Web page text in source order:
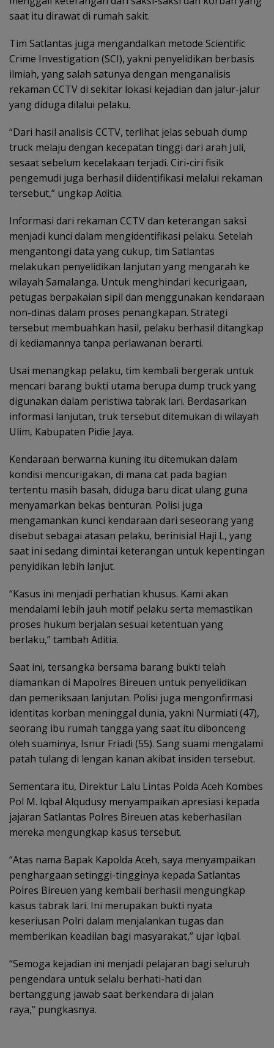
saat itu dirawat di rumah sakit.
Tim Satlantas juga mengandalkan metode Scientific
Crime Investigation (SCI), yakni penyelidikan berbasis
ilmiah, yang salah satunya dengan menganalisis
rekaman CCTV di sekitar lokasi kejadian dan jalur-jalur
yang diduga dilalui pelaku.
“Dari hasil analisis CCTV, terlihat jelas sebuah dump
truck melaju dengan kecepatan tinggi dari arah Juli,
sesaat sebelum kecelakaan terjadi. Ciri-ciri fisik
pengemudi juga berhasil diidentifikasi melalui rekaman
tersebut,” ungkap Aditia.
Informasi dari rekaman CCTV dan keterangan saksi
menjadi kunci dalam mengidentifikasi pelaku. Setelah
mengantongi data yang cukup, tim Satlantas
melakukan penyelidikan lanjutan yang mengarah ke
wilayah Samalanga. Untuk menghindari kecurigaan,
petugas berpakaian sipil dan menggunakan kendaraan
non-dinas dalam proses penangkapan. Strategi
tersebut membuahkan hasil, pelaku berhasil ditangkap
di kediamannya tanpa perlawanan berarti.
Usai menangkap pelaku, tim kembali bergerak untuk
mencari barang bukti utama berupa dump truck yang
digunakan dalam peristiwa tabrak lari. Berdasarkan
informasi lanjutan, truk tersebut ditemukan di wilayah
Ulim, Kabupaten Pidie Jaya.
Kendaraan berwarna kuning itu ditemukan dalam
kondisi mencurigakan, di mana cat pada bagian
tertentu masih basah, diduga baru dicat ulang guna
menyamarkan bekas benturan. Polisi juga
mengamankan kunci kendaraan dari seseorang yang
disebut sebagai atasan pelaku, berinisial Haji L, yang
saat ini sedang dimintai keterangan untuk kepentingan
penyidikan lebih lanjut.
“Kasus ini menjadi perhatian khusus. Kami akan
mendalami lebih jauh motif pelaku serta memastikan
proses hukum berjalan sesuai ketentuan yang
berlaku,” tambah Aditia.
Saat ini, tersangka bersama barang bukti telah
diamankan di Mapolres Bireuen untuk penyelidikan
dan pemeriksaan lanjutan. Polisi juga mengonfirmasi
identitas korban meninggal dunia, yakni Nurmiati (47),
seorang ibu rumah tangga yang saat itu dibonceng
oleh suaminya, Isnur Friadi (55). Sang suami mengalami
patah tulang di lengan kanan akibat insiden tersebut.
Sementara itu, Direktur Lalu Lintas Polda Aceh Kombes
Pol M. Iqbal Alqudusy menyampaikan apresiasi kepada
jajaran Satlantas Polres Bireuen atas keberhasilan
mereka mengungkap kasus tersebut.
“Atas nama Bapak Kapolda Aceh, saya menyampaikan
penghargaan setinggi-tingginya kepada Satlantas
Polres Bireuen yang kembali berhasil mengungkap
kasus tabrak lari. Ini merupakan bukti nyata
keseriusan Polri dalam menjalankan tugas dan
memberikan keadilan bagi masyarakat,” ujar Iqbal.
“Semoga kejadian ini menjadi pelajaran bagi seluruh
pengendara untuk selalu berhati-hati dan
bertanggung jawab saat berkendara di jalan
raya,” pungkasnya.